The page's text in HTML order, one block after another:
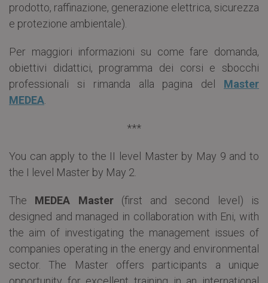
prodotto, raffinazione, generazione elettrica, sicurezza
e protezione ambientale).
Per maggiori informazioni su come fare domanda,
obiettivi didattici, programma dei corsi e sbocchi
professionali si rimanda alla pagina del Master
MEDEA
***
You can apply to the II level Master by May 9 and to
the I level Master by May 2.
The MEDEA Master(first and second level) is
designed and managed in collaboration with Eni, with
the aim of investigating the management issues of
companies operating in the energy and environmental
sector. The Master offers participants a unique